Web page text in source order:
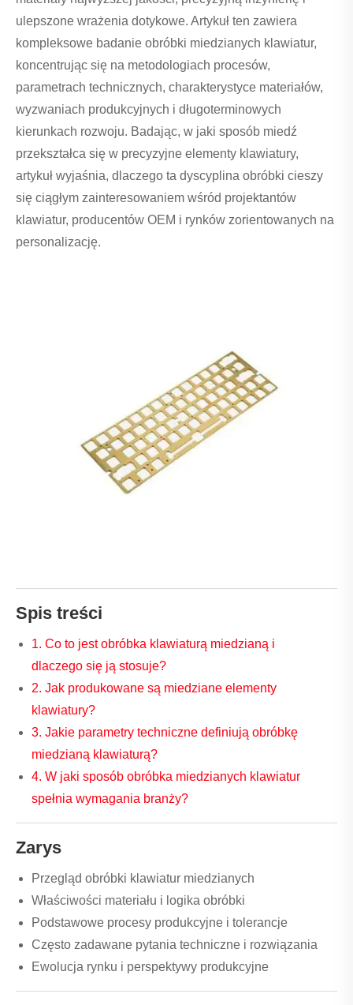
ulepszone wrażenia dotykowe. Artykuł ten zawiera
kompleksowe badanie obróbki miedzianych klawiatur,
koncentrując się na metodologiach procesów,
parametrach technicznych, charakterystyce materiałów,
wyzwaniach produkcyjnych i długoterminowych
kierunkach rozwoju. Badając, w jaki sposób miedź
przekształca się w precyzyjne elementy klawiatury,
artykuł wyjaśnia, dlaczego ta dyscyplina obróbki cieszy
się ciągłym zainteresowaniem wśród projektantów
klawiatur, producentów OEM i rynków zorientowanych na
personalizację.
Spis treści
1. Co to jest obróbka klawiaturą miedzianą i
dlaczego się ją stosuje?
2. Jak produkowane są miedziane elementy
klawiatury?
3. Jakie parametry techniczne definiują obróbkę
miedzianą klawiaturą?
4. W jaki sposób obróbka miedzianych klawiatur
spełnia wymagania branży?
Zarys
Przegląd obróbki klawiatur miedzianych
Właściwości materiału i logika obróbki
Podstawowe procesy produkcyjne i tolerancje
Często zadawane pytania techniczne i rozwiązania
Ewolucja rynku i perspektywy produkcyjne